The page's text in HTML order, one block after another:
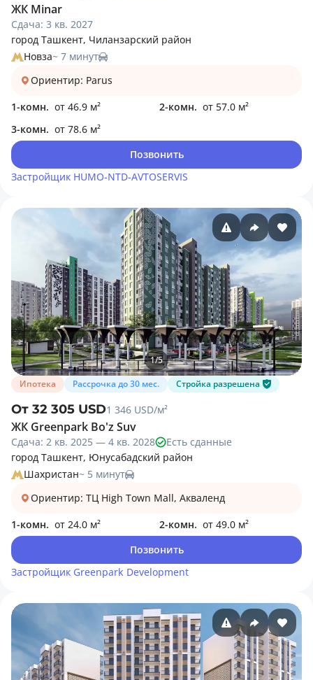
ЖК Minar
Сдача: 3 кв. 2027
город Ташкент, Чиланзарский район
Новза~ 7 минут
Ориентир: Parus
1-комн. от 46.9 м² 2-комн. от 57.0 м²
3-комн. от 78.6 м²
Позвонить
Застройщик HUMO-NTD-AVTOSERVIS
1/5
Ипотека
Рассрочка до 30 мес. Стройка разрешена
От 32 305 USD1 346 USD/м²
ЖК Greenpark Bo'z Suv
Сдача: 2 кв. 2025 — 4 кв. 2028
Есть сданные
город Ташкент, Юнусабадский район
Шахристан~ 5 минут
Ориентир: ТЦ High Town Mall, Акваленд
1-комн. от 24.0 м² 2-комн. от 49.0 м²
Позвонить
Застройщик Greenpark Development